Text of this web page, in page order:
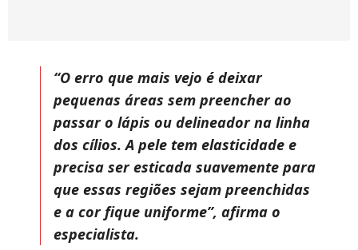
“O erro que mais vejo é deixar
pequenas áreas sem preencher ao
passar o lápis ou delineador na linha
dos cílios. A pele tem elasticidade e
precisa ser esticada suavemente para
que essas regiões sejam preenchidas
e a cor fique uniforme”, afirma o
especialista.